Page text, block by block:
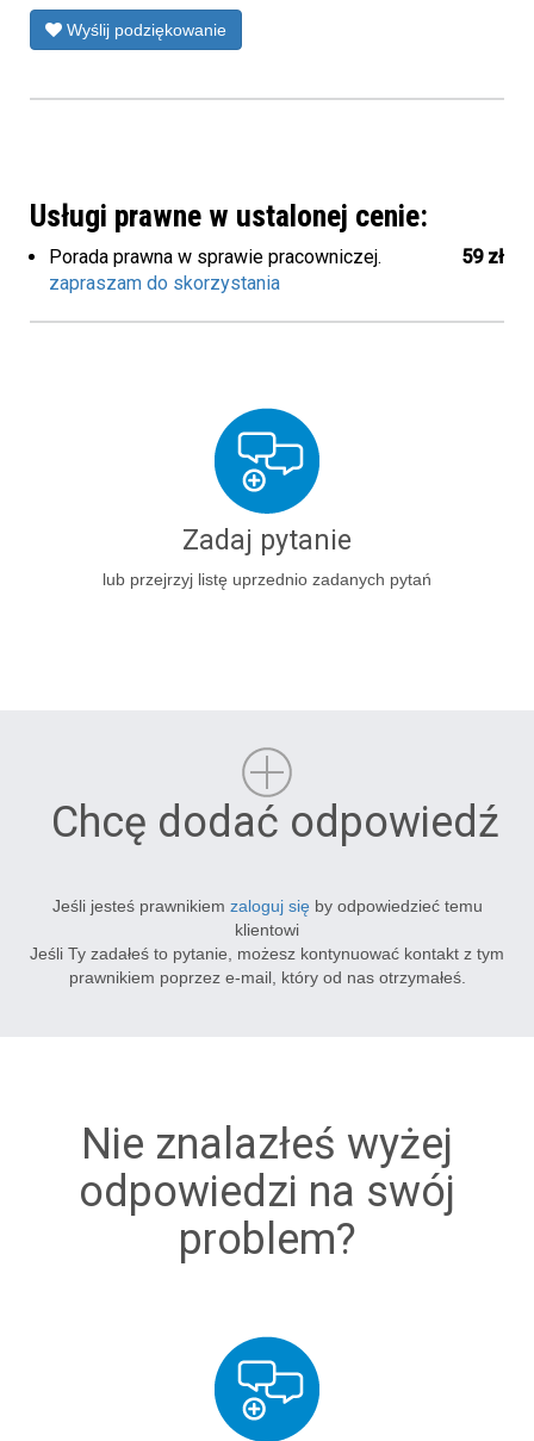
Wyślij podziękowanie
Usługi prawne w ustalonej cenie:
Porada prawna w sprawie pracowniczej.
59 zł
zapraszam do skorzystania
Zadaj pytanie
lub przejrzyj listę uprzednio zadanych pytań
Chcę dodać odpowiedź
Jeśli jesteś prawnikiem zaloguj się by odpowiedzieć temu
klientowi
Jeśli Ty zadałeś to pytanie, możesz kontynuować kontakt z tym
prawnikiem poprzez e-mail, który od nas otrzymałeś.
Nie znalazłeś wyżej
odpowiedzi na swój
problem?